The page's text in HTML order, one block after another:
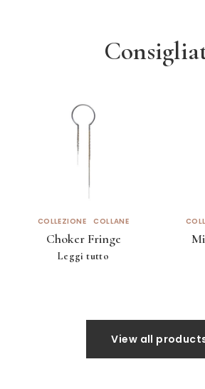
COLLEZIONE COLLANE
Choker Fringe
Leggi tutto
View all